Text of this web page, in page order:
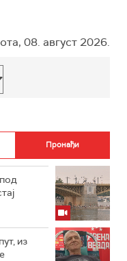
08. август 2026.
из